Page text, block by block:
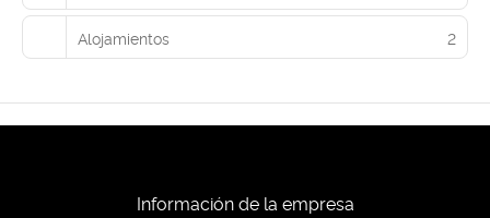
Alojamientos 2
Información de la empresa